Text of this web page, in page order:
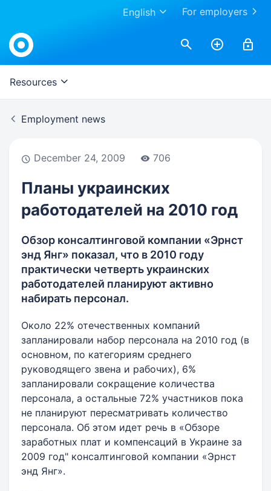
For employers
English
Work.ua
Resources
Employment news
December 24, 2009 706
Планы украинских
работодателей на 2010 год
Обзор консалтинговой компании «Эрнст
энд Янг» показал, что в 2010 году
практически четверть украинских
работодателей планируют активно
набирать персонал.
Около 22% отечественных компаний
запланировали набор персонала на 2010 год (в
основном, по категориям среднего
руководящего звена и рабочих), 6%
запланировали сокращение количества
персонала, а остальные 72% участников пока
не планируют пересматривать количество
персонала. Об этом идет речь в «Обзоре
заработных плат и компенсаций в Украине за
2009 год" консалтинговой компании «Эрнст
энд Янг».